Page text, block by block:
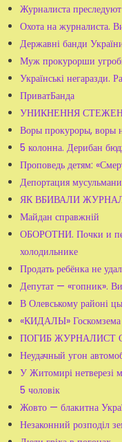
Журналиста
Охота на журналиста.
Державні банди
Муж прокурорши
Українські негаразди.
ПриватБанда
УНИКНЕННЯ
Воры прокуроры, воры
5 колонна. Дерибан
Проповедь детям:
Депортация
ЯК ВБИВАЛИ
Майдан справжній
ОБОРОТНИ. Почки и
холодильнике
Продать ребёнка не
Депутат — «гопник».
В Олевському районі
«КИДАЛЫ» Госкомзема
ПОГИБ ЖУРНАЛИСТ
Неудачный угон
У Житомирі нетверезі
5 чоловік
Жовто — блакитна
Незаконний розподіл